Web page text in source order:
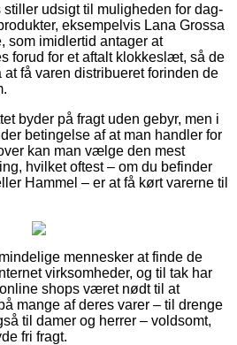
stiller udsigt til muligheden for dag-
eksempelvis Lana Grossa
som imidlertid antager at
forud for et aftalt klokkeslæt, så de
få varen distribueret forinden de
byder på fragt uden gebyr, men i
betingelse af at man handler for
kan man vælge den mest
hvilket oftest – om du befinder
Hammel – er at få kørt varerne til
mennesker at finde de
virksomheder, og til tak har
shops været nødt til at
mange af deres varer – til drenge
til damer og herrer – voldsomt,
fri fragt.